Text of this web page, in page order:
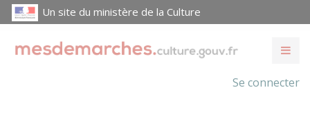
Un site du ministère de la Culture
Se connecter